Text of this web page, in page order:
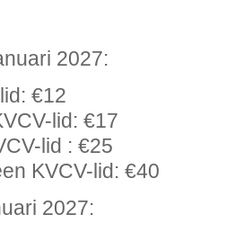
2027:
€12
lid: €17
lid : €25
KVCV-lid: €40
2027: